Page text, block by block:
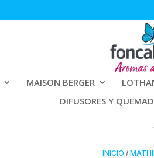
MAISON BERGER
DIFUSORES Y
INICIO /